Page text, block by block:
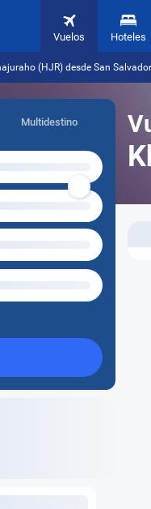
Vuelos Hoteles
(HJR) desde San
Multidestino